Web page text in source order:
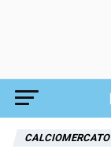
CALCIOMERCATO